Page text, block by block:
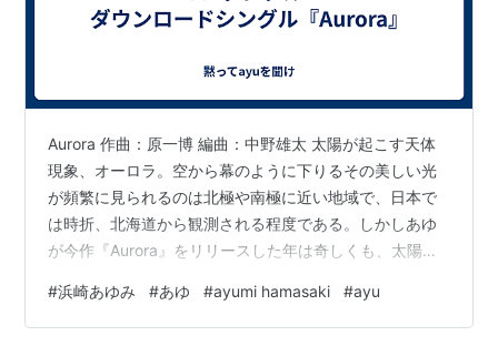
Aurora 作曲：原一博 編曲：中野雄太 太陽が起こす天体
現象、オーロラ。空から幕のように下りるその美しい光
が頻繁に見られるのは北極や南極に近い地域で、日本で
は時折、北海道から観測される程度である。しかしあゆ
が今作『Aurora』をリリースした年は奇しくも、太陽の
む事が出来た時期であった。 まるで未来からの呼び声の
ように響く、「We will find the aurora（僕等はオーロラ
#浜崎あゆみ #あゆ #ayumi hamasaki #ayu